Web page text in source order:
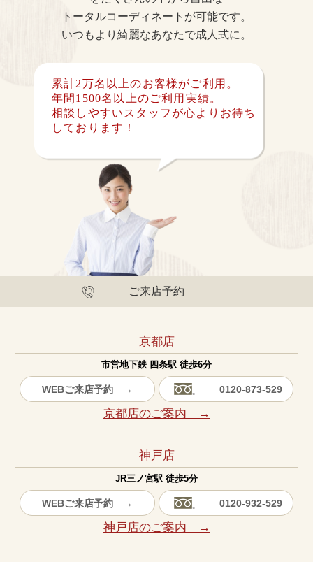
トータルコーディネートが可能です。
いつもより綺麗なあなたで成人式に。
累計2万名以上のお客様がご利用。
年間1500名以上のご利用実績。
相談しやすいスタッフが心よりお待ち
しております！
ご来店予約
京都店
市営地下鉄 四条駅 徒歩6分
WEBご来店予約 → 0120-873-529
京都店のご案内 →
神戸店
JR三ノ宮駅 徒歩5分
WEBご来店予約 → 0120-932-529
神戸店のご案内 →